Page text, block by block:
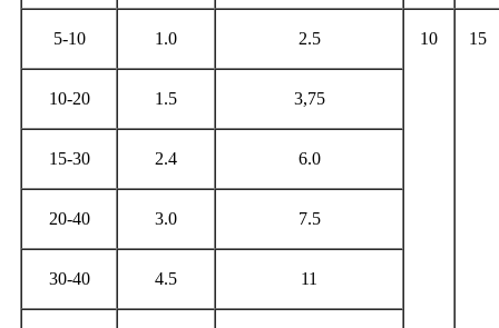
5-10 1.0 2.5 10 15
10-20 1.5 3,75
15-30 2.4 6.0
20-40 3.0 7.5
30-40 4.5 11